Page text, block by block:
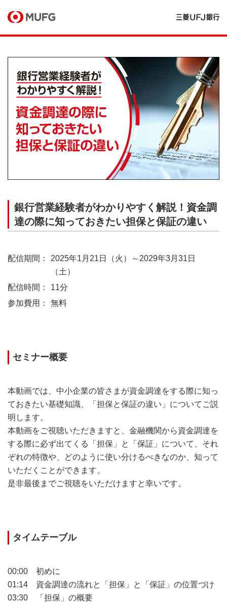
銀行営業経験者がわかりやすく解説！資金調
達の際に知っておきたい担保と保証の違い
配信期間：
2025年1月21日（火）～2029年3月31日
（土）
配信時間：
11分
参加費用：
無料
セミナー概要
本動画では、中小企業の皆さまが資金調達をする際に知っ
ておきたい基礎知識、「担保と保証の違い」についてご説
明します。
本動画をご視聴いただきますと、金融機関から資金調達を
する際に必ず出てくる「担保」と「保証」について、それ
ぞれの特徴や、どのように使い分けるべきなのか、知って
いただくことができます。
是非最後までご視聴をいただけますと幸いです。
タイムテーブル
00:00 初めに
01:14 資金調達の流れと「担保」と「保証」の位置づけ
03:30 「担保」の概要